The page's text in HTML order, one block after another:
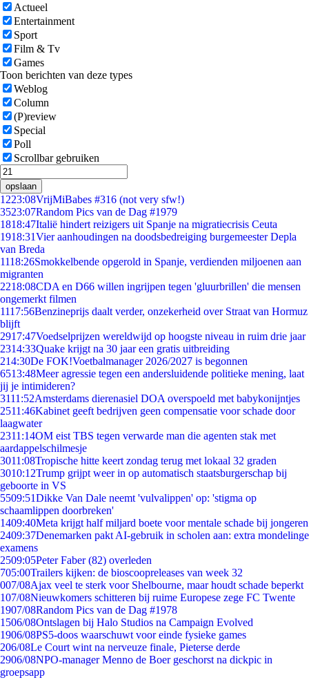
Actueel
Entertainment
Sport
Film & Tv
Games
Toon berichten van deze types
Weblog
Column
(P)review
Special
Poll
Scrollbar gebruiken
opslaan
1223:08VrijMiBabes #316 (not very sfw!)
3523:07Random Pics van de Dag #1979
1818:47Italië hindert reizigers uit Spanje na migratiecrisis Ceuta
1918:31Vier aanhoudingen na doodsbedreiging burgemeester Depla
van Breda
1118:26Smokkelbende opgerold in Spanje, verdienden miljoenen aan
migranten
2218:08CDA en D66 willen ingrijpen tegen 'gluurbrillen' die mensen
ongemerkt filmen
1117:56Benzineprijs daalt verder, onzekerheid over Straat van Hormuz
blijft
2917:47Voedselprijzen wereldwijd op hoogste niveau in ruim drie jaar
2314:33Quake krijgt na 30 jaar een gratis uitbreiding
214:30De FOK!Voetbalmanager 2026/2027 is begonnen
6513:48Meer agressie tegen een andersluidende politieke mening, laat
jij je intimideren?
3111:52Amsterdams dierenasiel DOA overspoeld met babykonijntjes
2511:46Kabinet geeft bedrijven geen compensatie voor schade door
laagwater
2311:14OM eist TBS tegen verwarde man die agenten stak met
aardappelschilmesje
3011:08Tropische hitte keert zondag terug met lokaal 32 graden
3010:12Trump grijpt weer in op automatisch staatsburgerschap bij
geboorte in VS
5509:51Dikke Van Dale neemt 'vulvalippen' op: 'stigma op
schaamlippen doorbreken'
1409:40Meta krijgt half miljard boete voor mentale schade bij jongeren
2409:37Denemarken pakt AI-gebruik in scholen aan: extra mondelinge
examens
2509:05Peter Faber (82) overleden
705:00Trailers kijken: de bioscoopreleases van week 32
007/08Ajax veel te sterk voor Shelbourne, maar houdt schade beperkt
107/08Nieuwkomers schitteren bij ruime Europese zege FC Twente
1907/08Random Pics van de Dag #1978
1506/08Ontslagen bij Halo Studios na Campaign Evolved
1906/08PS5-doos waarschuwt voor einde fysieke games
206/08Le Court wint na nerveuze finale, Pieterse derde
2906/08NPO-manager Menno de Boer geschorst na dickpic in
groepsapp